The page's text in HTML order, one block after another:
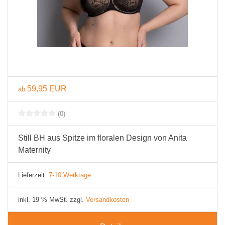
ab 59,95 EUR
(0)
Still BH aus Spitze im floralen Design von Anita
Maternity
Lieferzeit: 7-10 Werktage
inkl. 19 % MwSt. zzgl. Versandkosten